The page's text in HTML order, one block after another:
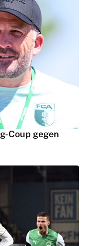
Coup gegen